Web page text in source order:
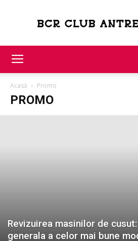
Acasă Promo
PROMO
Revizuirea masinilor de
generala a celor mai bune